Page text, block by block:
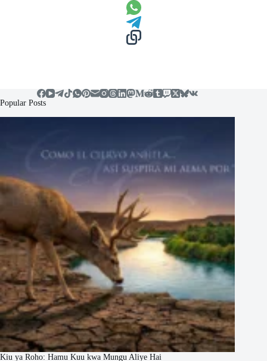
Popular Posts
Kiu ya Roho: Hamu Kuu kwa Mungu Aliye Hai